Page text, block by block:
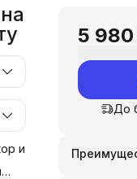
и
5
До
Оплата